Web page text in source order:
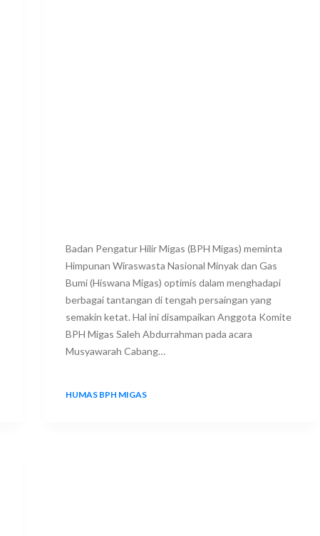
Badan Pengatur Hilir Migas (BPH Migas) meminta
Himpunan Wiraswasta Nasional Minyak dan Gas
Bumi (Hiswana Migas) optimis dalam menghadapi
berbagai tantangan di tengah persaingan yang
semakin ketat. Hal ini disampaikan Anggota Komite
BPH Migas Saleh Abdurrahman pada acara
Musyawarah Cabang…
HUMAS BPH MIGAS